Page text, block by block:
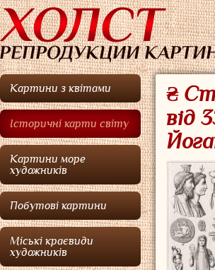
Картини з квітами
Історичні карти світу
Картини море
художників
Побутові картини
Міські краєвиди
художників
₴
від